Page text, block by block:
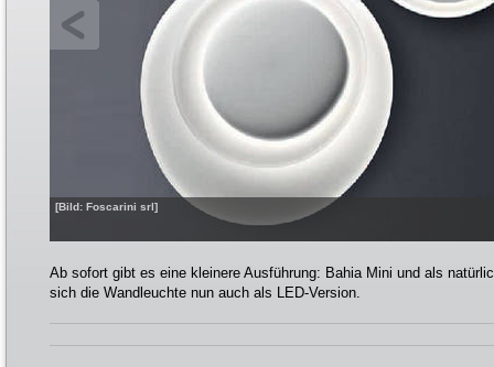
[Bild: Foscarini srl]
Ab sofort gibt es eine kleinere Ausführung: Bahia Mini und als
sich die Wandleuchte nun auch als LED-Version.